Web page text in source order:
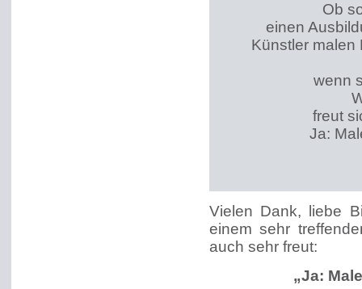
Ob
einen
Künstler
wenn
freut
Ja:
Vielen Dank, liebe
einem sehr
auch sehr freut:
„Ja: